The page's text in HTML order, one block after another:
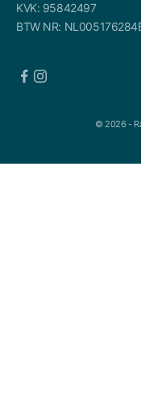
KVK: 95842497
BTW NR:
© 2026 -